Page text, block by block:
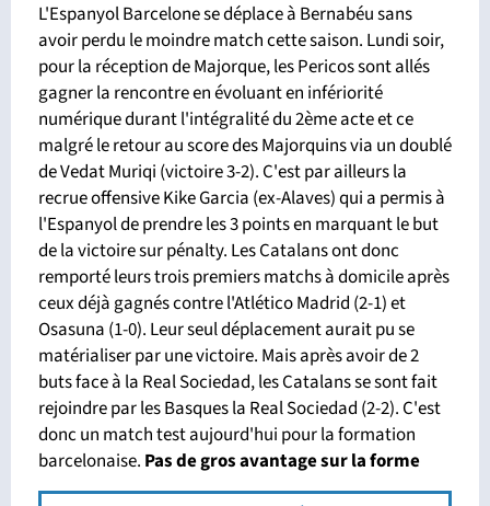
L'Espanyol Barcelone se déplace à Bernabéu sans
avoir perdu le moindre match cette saison. Lundi soir,
pour la réception de Majorque, les Pericos sont allés
gagner la rencontre en évoluant en infériorité
numérique durant l'intégralité du 2ème acte et ce
malgré le retour au score des Majorquins via un doublé
de Vedat Muriqi (victoire 3-2). C'est par ailleurs la
recrue offensive Kike Garcia (ex-Alaves) qui a permis à
l'Espanyol de prendre les 3 points en marquant le but
de la victoire sur pénalty. Les Catalans ont donc
remporté leurs trois premiers matchs à domicile après
ceux déjà gagnés contre l'Atlético Madrid (2-1) et
Osasuna (1-0). Leur seul déplacement aurait pu se
matérialiser par une victoire. Mais après avoir de 2
buts face à la Real Sociedad, les Catalans se sont fait
rejoindre par les Basques la Real Sociedad (2-2). C'est
donc un match test aujourd'hui pour la formation
barcelonaise. Pas de grosavantage sur la forme